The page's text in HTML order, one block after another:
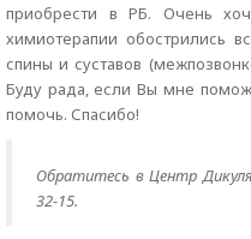
приобрести в РБ. Очень
химиотерапии обострились
спины и суставов
Буду рада, если Вы мне
помочь. Спасибо!
Обратитесь в Центр
32-15.